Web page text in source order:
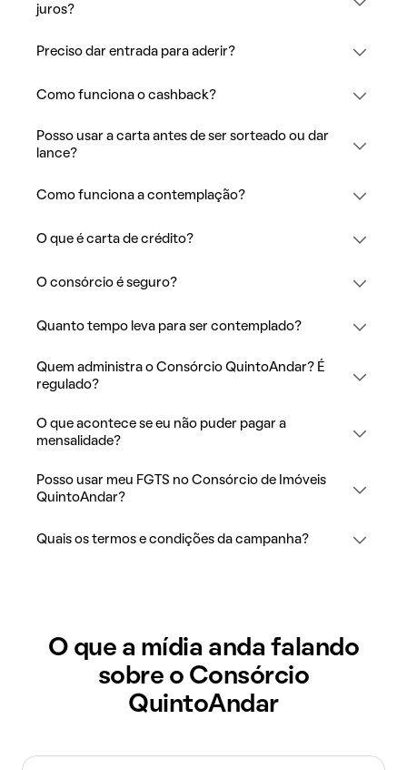
juros?
Preciso dar entrada para aderir?
Como funciona o cashback?
Posso usar a carta antes de ser sorteado ou dar
lance?
Como funciona a contemplação?
O que é carta de crédito?
O consórcio é seguro?
Quanto tempo leva para ser contemplado?
Quem administra o Consórcio QuintoAndar? É
regulado?
O que acontece se eu não puder pagar a
mensalidade?
Posso usar meu FGTS no Consórcio de Imóveis
QuintoAndar?
Quais os termos e condições da campanha?
O que a mídia anda falando
sobre o Consórcio
QuintoAndar